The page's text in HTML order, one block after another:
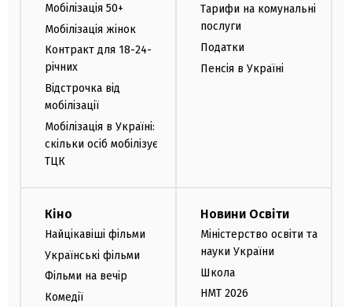
Мобілізація 50+
Мобілізація жінок
Контракт для 18-24-
річних
Відстрочка від
мобілізації
Мобілізація в Україні:
скільки осіб мобілізує
ТЦК
Тарифи на комунальні
послуги
Податки
Пенсія в Україні
Кіно
Найцікавіші фільми
Українські фільми
Фільми на вечір
Комедії
Новини Освіти
Міністерство освіти та
науки України
Школа
НМТ 2026